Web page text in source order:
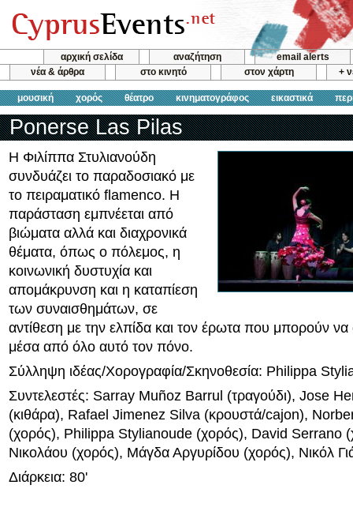
αρχική σελίδα αναζήτηση
email alerts
νέα & άρθρα
στο κινητό στον χάρτη +
μουσική χορός θέατρο κινηματογράφος εικαστικά
Ponerse Las Pilas
Η Φιλίππα Στυλιανούδη
συνδυάζει το παραδοσιακό με
το πειραματικό flamenco. Η
παράσταση εμπνέεται από
βιώματα αλλά και διαχρονικά
θέματα, όπως ο πόλεμος, η
κοινωνική δυστυχία και
απομάκρυνση και η καταπίεση
των συναισθημάτων, σε
αντίθεση με την ελπίδα και τον έρωτα που μπορούν
μέσα από όλο αυτό τον πόνο.
Σύλληψη ιδέας/Χορογραφία/Σκηνοθεσία: Philippa
Συντελεστές: Sarray Muñoz Barrul (τραγούδι), Jose
(κιθάρα), Rafael Jimenez Silva (κρουστά/cajon),
(χορός), Philippa Stylianoude (χορός), David Serrano
Νικολάου (χορός), Μάγδα Αργυρίδου (χορός), Νικόλ
Διάρκεια: 80'